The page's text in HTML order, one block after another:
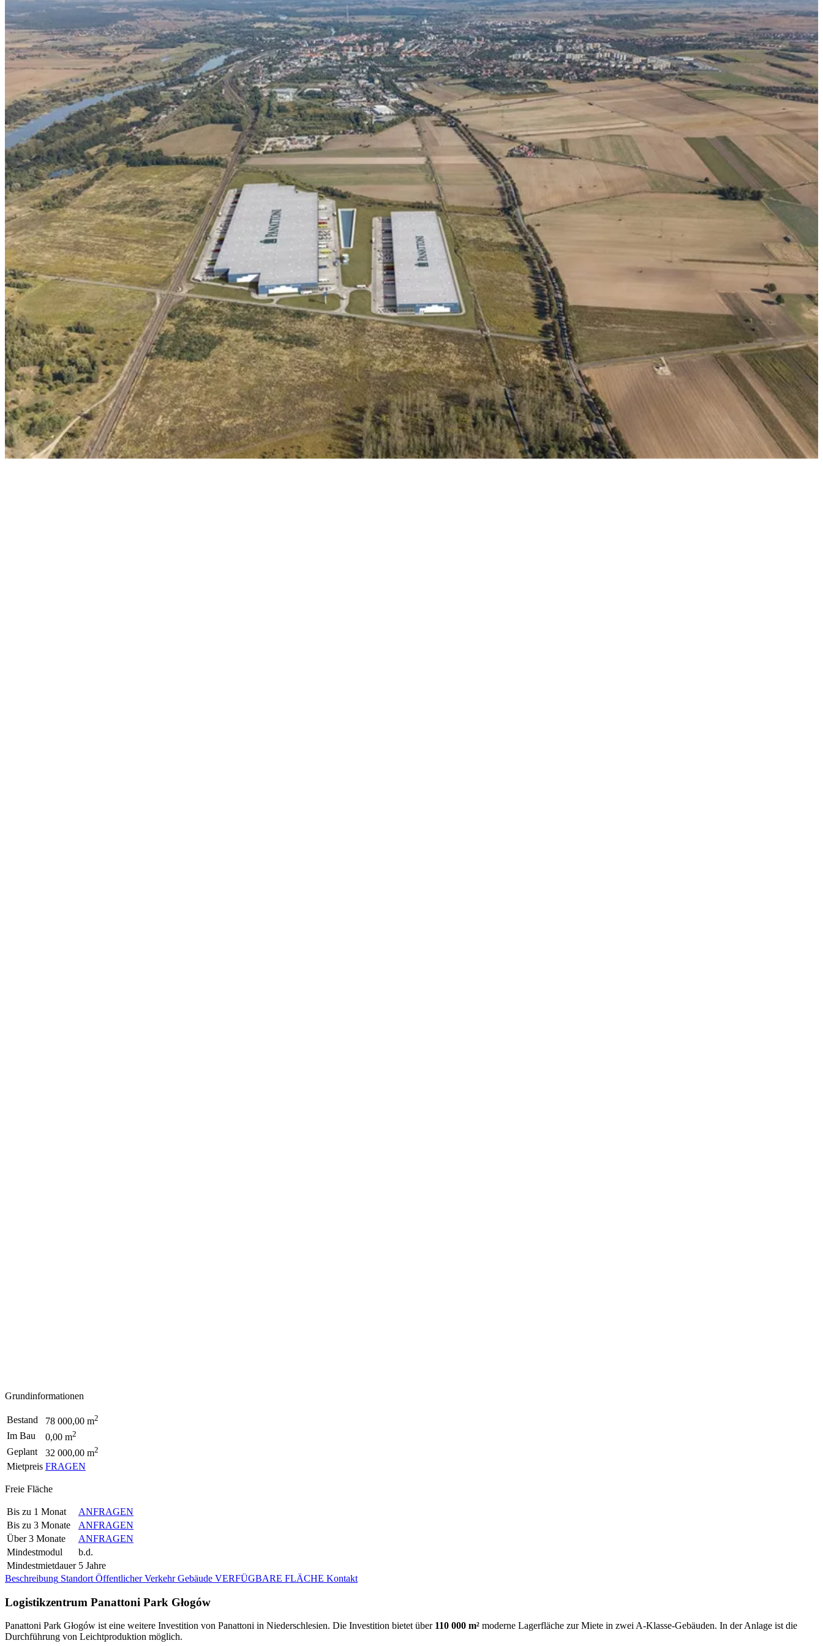
Grundinformationen
Bestand 78 000,00 m2
Im Bau 0,00 m2
Geplant 32 000,00 m2
Mietpreis FRAGEN
Freie Fläche
Bis zu 1 Monat
ANFRAGEN
Bis zu 3 Monate
ANFRAGEN
Über 3 Monate
ANFRAGEN
Mindestmodul
b.d.
Mindestmietdauer 5 Jahre
Beschreibung Standort Öffentlicher Verkehr Gebäude VERFÜGBARE FLÄCHE Kontakt
Logistikzentrum Panattoni Park Głogów
Panattoni Park Głogów ist eine weitere Investition von Panattoni in Niederschlesien. Die Investition bietet über 110 000 m² moderne Lagerfläche zur Miete in zwei A-Klasse-Gebäuden. In der Anlage ist die
Durchführung von Leichtproduktion möglich.